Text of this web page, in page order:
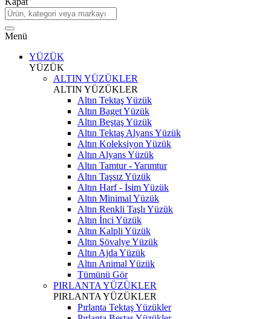
Menü
YÜZÜK
YÜZÜK
ALTIN YÜZÜKLER
ALTIN YÜZÜKLER
Altın Tektaş Yüzük
Altın Baget Yüzük
Altın Beştaş Yüzük
Altın Tektaş Alyans Yüzük
Altın Koleksiyon Yüzük
Altın Alyans Yüzük
Altın Tamtur - Yarımtur
Altın Taşsız Yüzük
Altın Harf - İsim Yüzük
Altın Minimal Yüzük
Altın Renkli Taşlı Yüzük
Altın İnci Yüzük
Altın Kalpli Yüzük
Altın Şövalye Yüzük
Altın Ajda Yüzük
Altın Animal Yüzük
Tümünü Gör
PIRLANTA YÜZÜKLER
PIRLANTA YÜZÜKLER
Pırlanta Tektaş Yüzükler